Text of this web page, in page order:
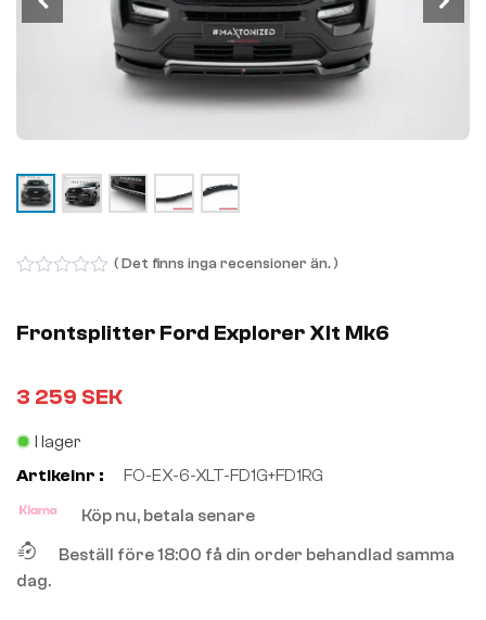
of
5
( Det finns inga recensioner än. )
Frontsplitter Ford Explorer Xlt Mk6
3 259 SEK
I lager
Artikelnr :
FO-EX-6-XLT-FD1G+FD1RG
Köp nu, betala senare
Beställ före 18:00 få din order behandlad samma
dag.